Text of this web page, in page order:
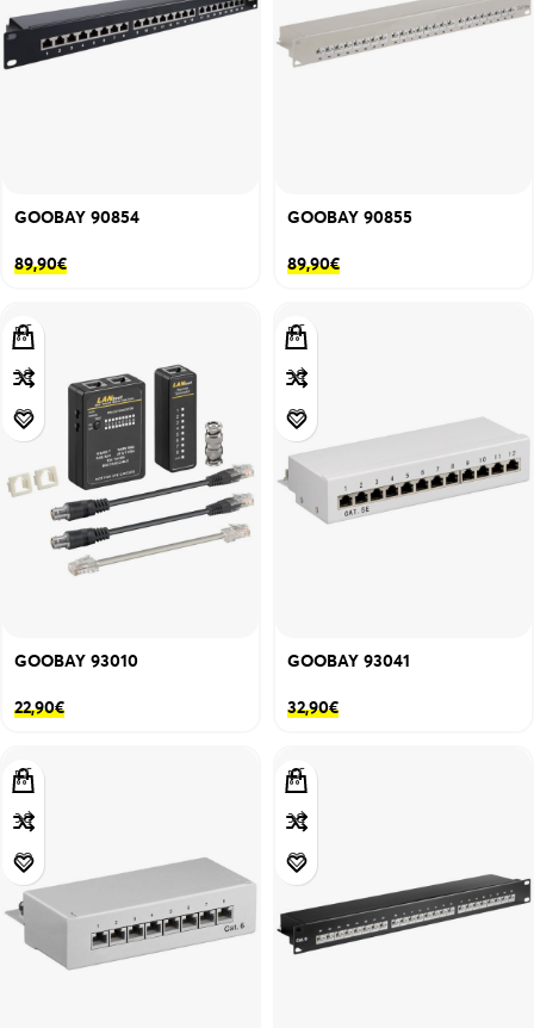
GOOBAY 90854
89,90€
GOOBAY 90855
89,90€
GOOBAY 93010
22,90€
GOOBAY 93041
32,90€